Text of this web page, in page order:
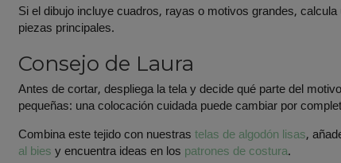
Si el dibujo incluye cuadros, rayas o motivos grandes,
piezas principales.
Consejo de Laura
Antes de cortar, despliega la tela y decide qué parte del
pequeñas: una colocación cuidada puede cambiar por
Combina este tejido con nuestrastelas de algodón lisas,
al biesy encuentra ideas en los patrones de costura.